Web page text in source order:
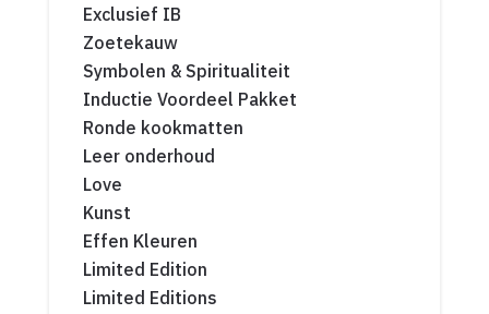
Exclusief IB
Zoetekauw
Symbolen & Spiritualiteit
Inductie Voordeel Pakket
Ronde kookmatten
Leer onderhoud
Love
Kunst
Effen Kleuren
Limited Edition
Limited Editions